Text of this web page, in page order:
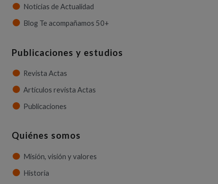
Noticias de Actualidad
Blog Te acompañamos 50+
Publicaciones y estudios
Revista Actas
Artículos revista Actas
Publicaciones
Quiénes somos
Misión, visión y valores
Historia